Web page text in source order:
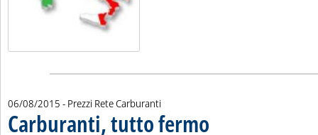
06/08/2015 - Prezzi Rete Carburanti
Carburanti, tutto fermo